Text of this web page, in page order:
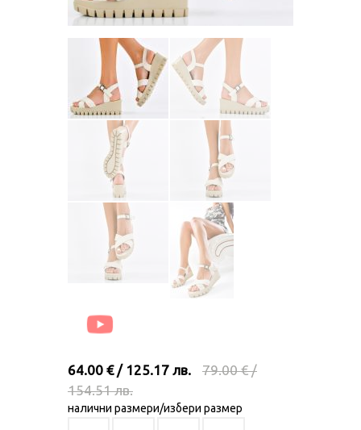
64.00 € / 125.17 лв.
79.00 € /
154.51 лв.
налични размери/избери размер